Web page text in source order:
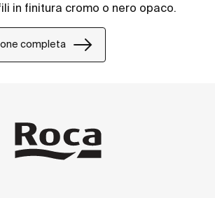
in finitura cromo o nero opaco.
completa